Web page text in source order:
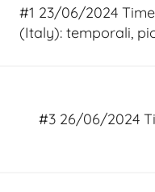
#1 23/06/2024
(Italy): temporali,
#3 26/06/2024